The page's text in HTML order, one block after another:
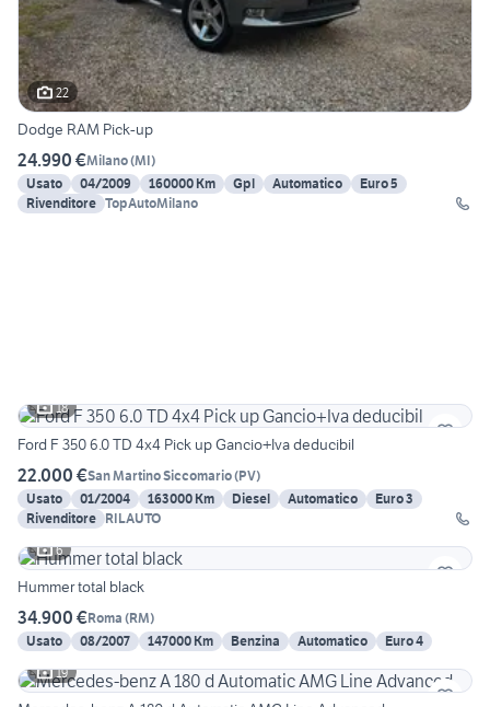
22
Dodge RAM Pick-up
24.990 €Milano(MI)
Usato
04/2009 160000 Km Gpl Automatico
Euro 5
Rivenditore TopAutoMilano
18
Ford F 350 6.0 TD 4x4 Pick up Gancio+Iva deducibil
22.000 €San Martino Siccomario(PV)
Usato
01/2004 163000 Km Diesel Automatico
Euro 3
Rivenditore RILAUTO
6
Hummer total black
34.900 €Roma (RM)
Usato
08/2007 147000 Km Benzina Automatico
Euro 4
19